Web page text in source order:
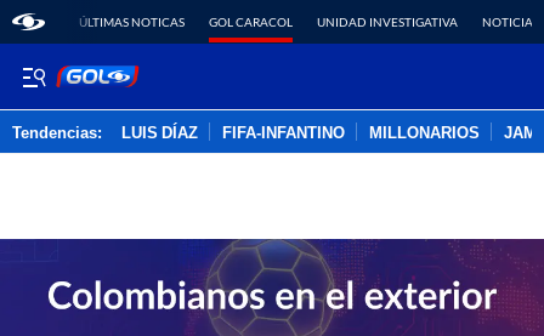
ÚLTIMAS NOTICAS GOL CARACOL UNIDAD INVESTIGATIVA NOTICIAS
Tendencias: LUIS DÍAZ FIFA-INFANTINO MILLONARIOS